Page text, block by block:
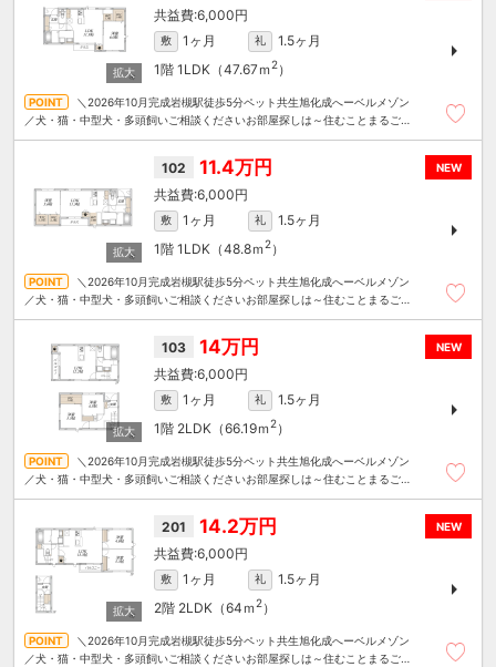
6,000円
敷 1ヶ月 礼
1.5ヶ月
1階 1LDK（47.67ｍ 2）
＼2026年10月完成岩槻駅徒歩5分ペット共生旭化成へーベルメゾン
／犬・猫・中型犬・多頭飼いご相談くださいお部屋探しは～住むことまるごと
NEW
102 11.4万円
6,000円
敷 1ヶ月 礼
1.5ヶ月
1階 1LDK（48.8ｍ 2）
＼2026年10月完成岩槻駅徒歩5分ペット共生旭化成へーベルメゾン
／犬・猫・中型犬・多頭飼いご相談くださいお部屋探しは～住むことまるごと
NEW
103 14万円
6,000円
敷 1ヶ月 礼
1.5ヶ月
1階 2LDK（66.19ｍ 2）
＼2026年10月完成岩槻駅徒歩5分ペット共生旭化成へーベルメゾン
／犬・猫・中型犬・多頭飼いご相談くださいお部屋探しは～住むことまるごと
NEW
201 14.2万円
6,000円
敷 1ヶ月 礼
1.5ヶ月
2階 2LDK（64ｍ 2）
＼2026年10月完成岩槻駅徒歩5分ペット共生旭化成へーベルメゾン
／犬・猫・中型犬・多頭飼いご相談くださいお部屋探しは～住むことまるごと